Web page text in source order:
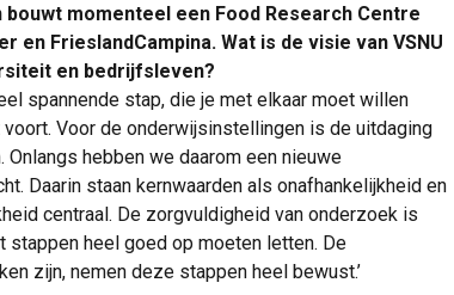
momenteel een Food Research Centre
en FrieslandCampina. Wat is de visie van VSNU
en bedrijfsleven?
spannende stap, die je met elkaar moet willen
Voor de onderwijsinstellingen is de uitdaging
hebben we daarom een nieuwe
Daarin staan kernwaarden als onafhankelijkheid en
centraal. De zorgvuldigheid van onderzoek is
stappen heel goed op moeten letten. De
zijn, nemen deze stappen heel bewust.’